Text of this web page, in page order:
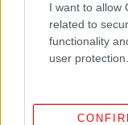
I want to allow
related to
functionality
user protection.